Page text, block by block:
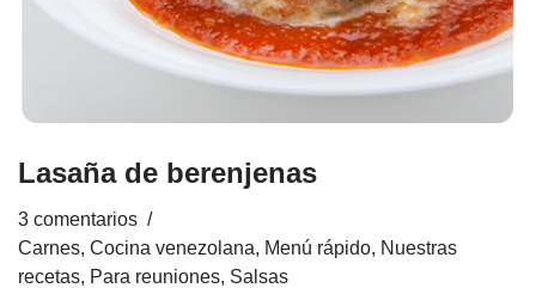
Lasaña de berenjenas
3 comentarios
Carnes, Cocina venezolana, Menú rápido, Nuestras
recetas, Para reuniones, Salsas